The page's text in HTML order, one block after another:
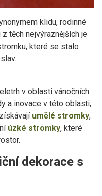
klidu, rodinné
těch nejvýraznějších je
které se stalo
v oblasti vánočních
a inovace v této oblasti,
umělé stromky,
úzké stromky, které
dekorace s